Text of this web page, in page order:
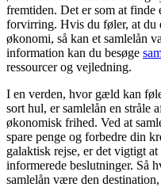
fremtiden. Det er som at finde
forvirring. Hvis du føler, at du
økonomi, så kan et samlelån
information kan du besøge
ressourcer og vejledning.
I en verden, hvor gæld kan
sort hul, er samlelån en stråle
økonomisk frihed. Ved at
spare penge og forbedre din
galaktisk rejse, er det vigtigt
informerede beslutninger. Så
samlelån være den